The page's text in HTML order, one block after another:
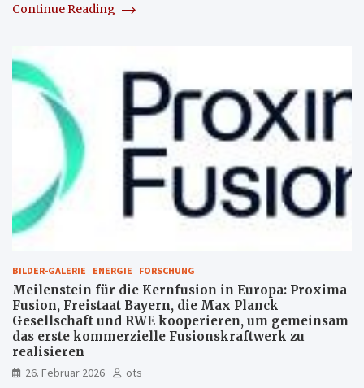
Continue Reading
BILDER-GALERIE ENERGIE FORSCHUNG
Meilenstein für die Kernfusion in Europa: Proxima
Fusion, Freistaat Bayern, die Max Planck
Gesellschaft und RWE kooperieren, um gemeinsam
das erste kommerzielle Fusionskraftwerk zu
realisieren
26. Februar 2026
ots